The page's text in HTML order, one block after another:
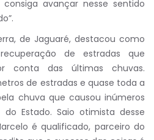
avançar nesse sentido
de Jaguaré, destacou como
de estradas que
conta das últimas chuvas.
de estradas e quase toda a
chuva que causou inúmeros
Estado. Saio otimista desse
é qualificado, parceiro do